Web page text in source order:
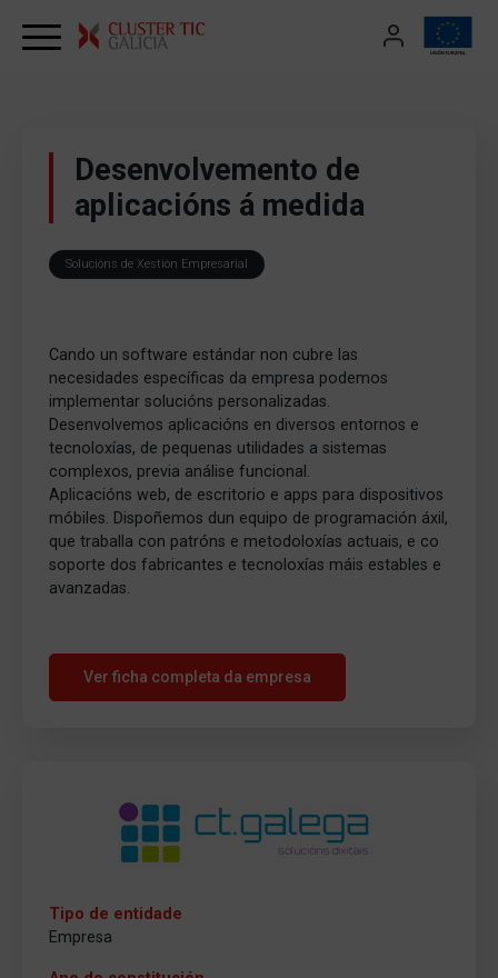
Desenvolvemento de
aplicacións á medida
Solucións de Xestión Empresarial
Cando un software estándar non cubre las
necesidades específicas da empresa podemos
implementar solucións personalizadas.
Desenvolvemos aplicacións en diversos entornos e
tecnoloxías, de pequenas utilidades a sistemas
complexos, previa análise funcional.
Aplicacións web, de escritorio e apps para dispositivos
móbiles. Dispoñemos dun equipo de programación áxil,
que traballa con patróns e metodoloxías actuais, e co
soporte dos fabricantes e tecnoloxías máis estables e
avanzadas.
Ver ficha completa da empresa
Tipo de entidade
Empresa